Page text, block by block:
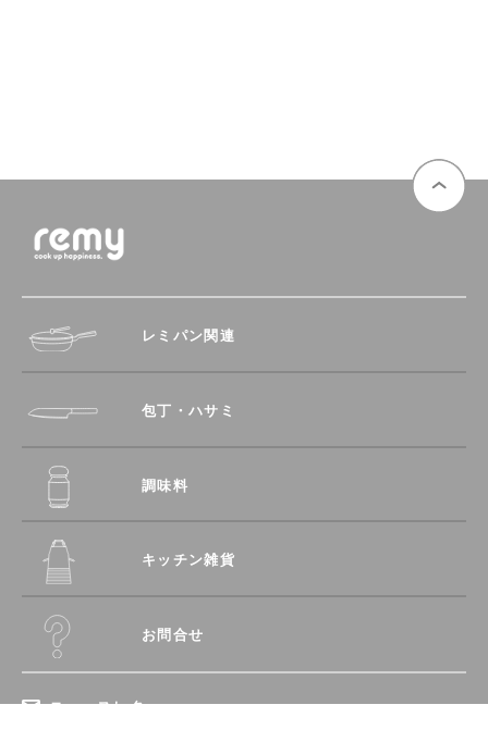
レミパン関連
包丁・ハサミ
調味料
キッチン雑貨
お問合せ
ニュースレター